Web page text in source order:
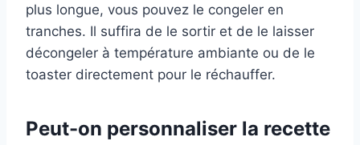
plus longue, vous pouvez le congeler en
tranches. Il suffira de le sortir et de le laisser
décongeler à température ambiante ou de le
toaster directement pour le réchauffer.
Peut-on personnaliser la recette